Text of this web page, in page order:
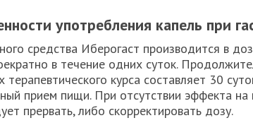
употребления капель при
средства Иберогаст производится в
в течение одних суток.
терапевтического курса составляет 30
прием пищи. При отсутствии эффекта
прервать, либо скорректировать дозу.